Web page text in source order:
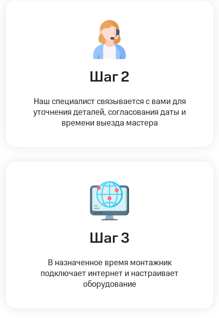
Шаг 2
Наш специалист связывается с вами для
уточнения деталей, согласования даты и
времени выезда мастера
Шаг 3
В назначенное время монтажник
подключает интернет и настраивает
оборудование